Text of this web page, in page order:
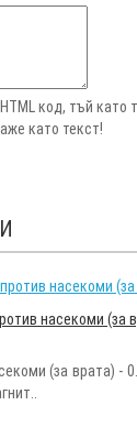
код, тъй като
като текст!
насекоми (за
(за врата) -